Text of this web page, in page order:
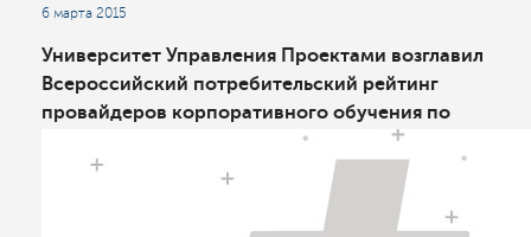
6 марта 2015
Университет Управления Проектами возглавил
Всероссийский потребительский рейтинг
провайдеров корпоративного обучения по